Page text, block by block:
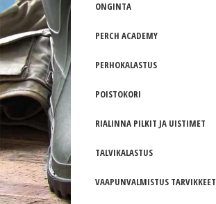
ONGINTA
PERCH ACADEMY
PERHOKALASTUS
POISTOKORI
RIALINNA PILKIT JA UISTIMET
TALVIKALASTUS
VAAPUNVALMISTUS TARVIKKEET